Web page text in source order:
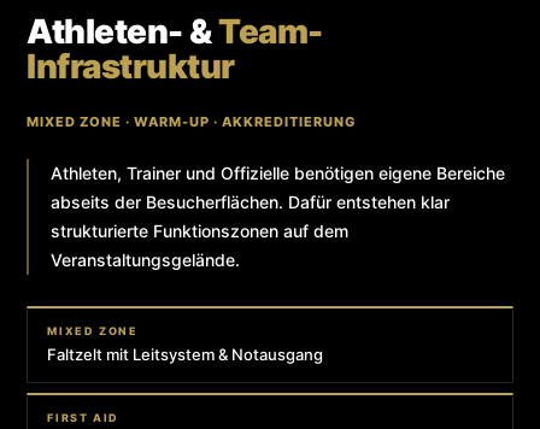
Athleten- &Team-
Infrastruktur
MIXED ZONE · WARM-UP · AKKREDITIERUNG
Athleten, Trainer und Offizielle benötigen eigene Bereiche
abseits der Besucherflächen. Dafür entstehen klar
strukturierte Funktionszonen auf dem
Veranstaltungsgelände.
MIXED ZONE
Faltzelt mit Leitsystem & Notausgang
FIRST AID